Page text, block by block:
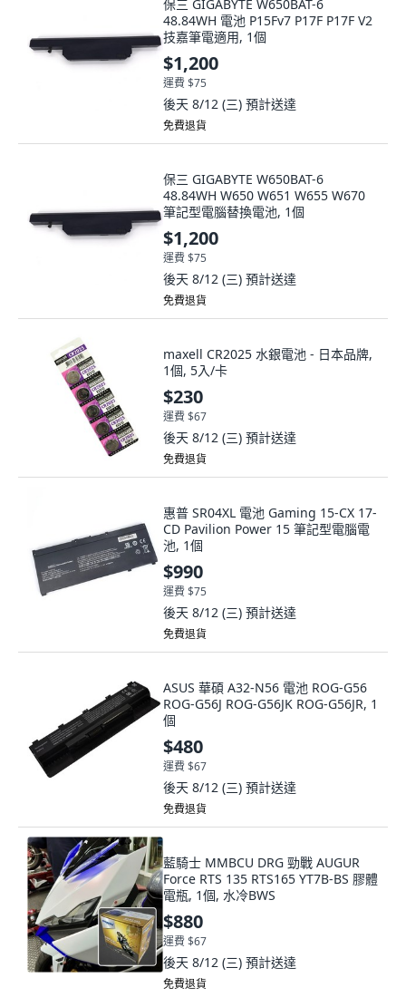
保三 GIGABYTE W650BAT-6
48.84WH 電池 P15Fv7 P17F P17F V2
技嘉筆電適用, 1個
$1,200
運費 $75
後天 8/12 (三) 預計送達
免費退貨
保三 GIGABYTE W650BAT-6
48.84WH W650 W651 W655 W670
筆記型電腦替換電池, 1個
$1,200
運費 $75
後天 8/12 (三) 預計送達
免費退貨
maxell CR2025 水銀電池 - 日本品牌,
1個, 5入/卡
$230
運費 $67
後天 8/12 (三) 預計送達
免費退貨
惠普 SR04XL 電池 Gaming 15-CX 17-
CD Pavilion Power 15 筆記型電腦電
池, 1個
$990
運費 $75
後天 8/12 (三) 預計送達
免費退貨
ASUS 華碩 A32-N56 電池 ROG-G56
ROG-G56J ROG-G56JK ROG-G56JR, 1
個
$480
運費 $67
後天 8/12 (三) 預計送達
免費退貨
藍騎士 MMBCU DRG 勁戰 AUGUR
Force RTS 135 RTS165 YT7B-BS 膠體
電瓶, 1個, 水冷BWS
$880
運費 $67
後天 8/12 (三) 預計送達
免費退貨